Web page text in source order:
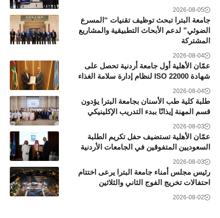
2026-08-05
جامعة البترا تبحث توظيف تقنيات “المسرع
الضوئي” لدعم الأبحاث التطبيقية والمشاريع
المشتركة
2026-08-04
عمّان الأهلية أول جامعة أردنية تحصل على
شهادة ISO 22000 لنظام إدارة سلامة الغذاء
2026-08-04
طلبة كلية طب الأسنان بجامعة البترا يؤدون
قسم المهنة إيذانًا ببدء التدريب الإكلينيكي
2026-08-03
عمّان الأهلية تستضيف حفل تكريم الطلبة
السعوديين المتفوقين في الجامعات الأردنية
2026-08-03
رئيس مجلس أمناء جامعة البترا يرعى اختتام
احتفالات تخريج الفوج الثاني والثلاثين
2026-08-02